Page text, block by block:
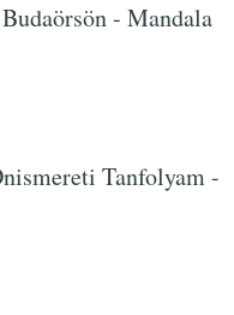
- Mandala
Tanfolyam -